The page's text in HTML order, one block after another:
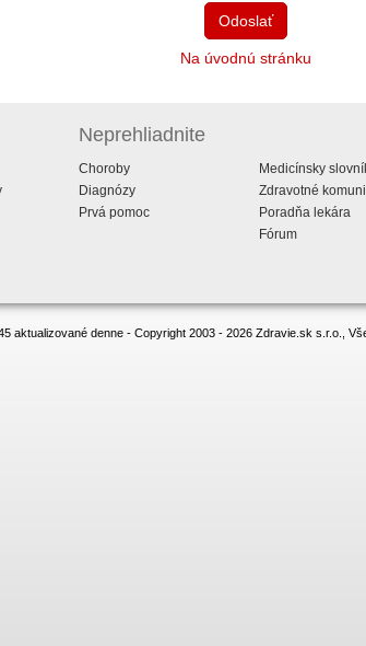
Odoslať
Na úvodnú stránku
Neprehliadnite
Choroby
Diagnózy
Prvá pomoc
Medicínsky
Zdravotné
Poradňa lekára
Fórum
aktualizované denne - Copyright 2003 - 2026 Zdravie.sk s.r.o.,